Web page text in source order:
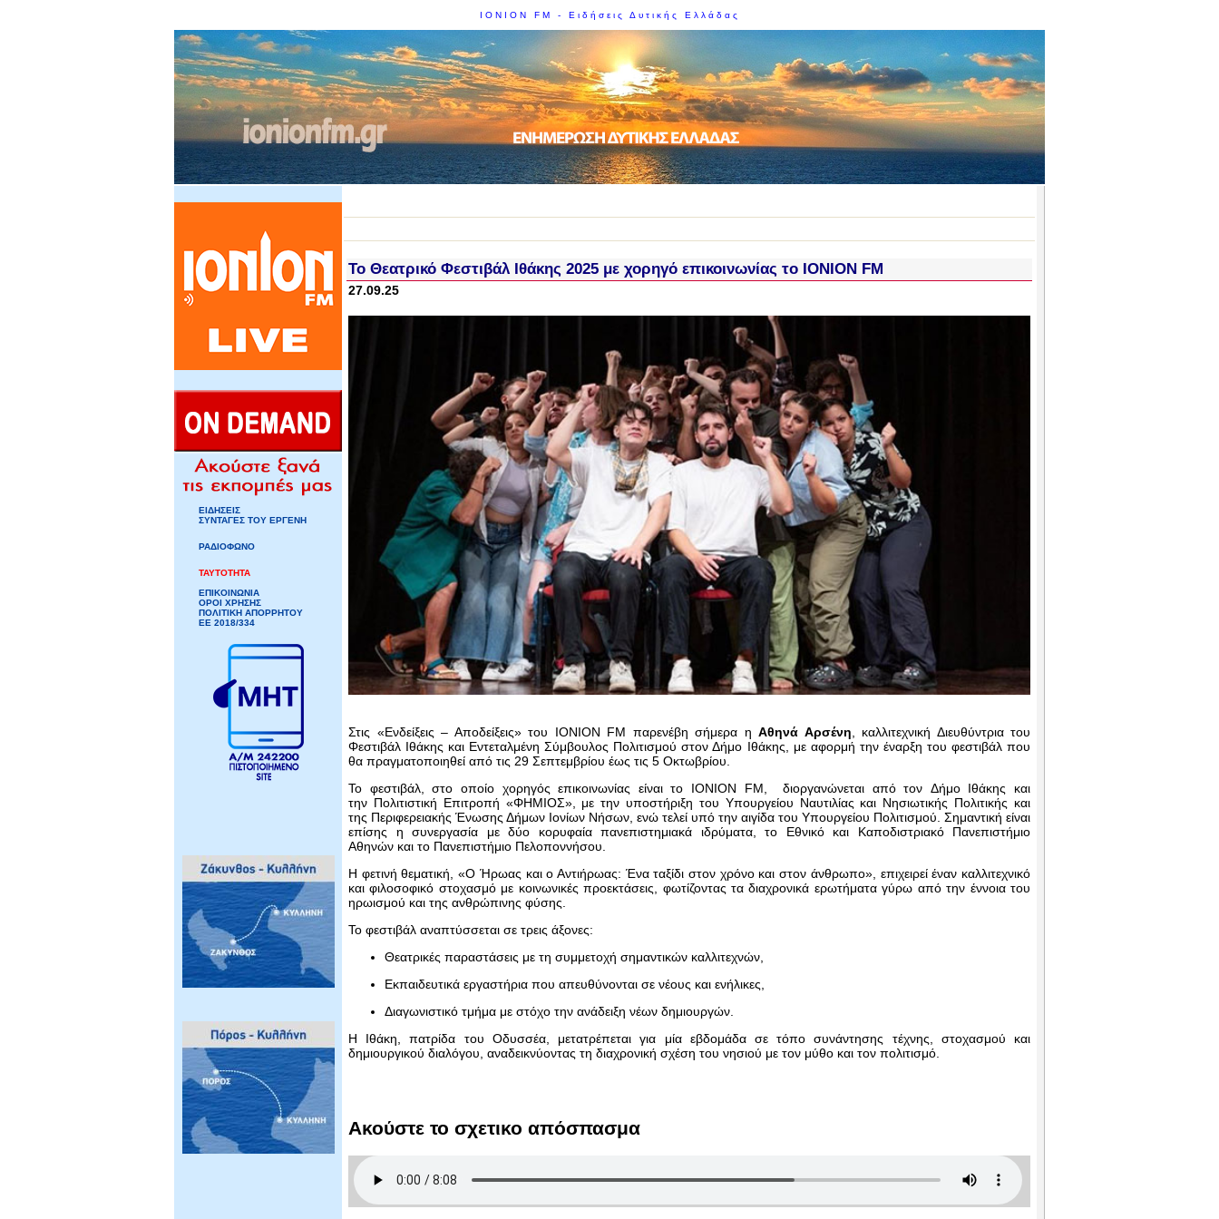
IONION FM - Ειδήσεις Δυτικής Ελλάδας
ΕΙΔΗΣΕΙΣ
ΣΥΝΤΑΓΕΣ ΤΟΥ ΕΡΓΕΝΗ
ΡΑΔΙΟΦΩΝΟ
ΤΑΥΤΟΤΗΤΑ
ΕΠΙΚΟΙΝΩΝΙΑ
ΟΡΟΙ ΧΡΗΣΗΣ
ΠΟΛΙΤΙΚΗ ΑΠΟΡΡΗΤΟΥ
ΕΕ 2018/334
Το Θεατρικό Φεστιβάλ Ιθάκης 2025 με χορηγό επικοινωνίας το IONION FM
27.09.25
Στις «Ενδείξεις – Αποδείξεις» του ΙΟΝΙΟΝ FM παρενέβη σήμερα η Αθηνά Αρσένη , καλλιτεχνική Διευθύντρια του
Φεστιβάλ Ιθάκης και Εντεταλμένη Σύμβουλος Πολιτισμού στον Δήμο Ιθάκης, με αφορμή την έναρξη του φεστιβάλ που
θα πραγματοποιηθεί από τις 29 Σεπτεμβρίου έως τις 5 Οκτωβρίου.
Το φεστιβάλ, στο οποίο χορηγός επικοινωνίας είναι το IONION FM, διοργανώνεται από τον Δήμο Ιθάκης και
την Πολιτιστική Επιτροπή «ΦΗΜΙΟΣ», με την υποστήριξη του Υπουργείου Ναυτιλίας και Νησιωτικής Πολιτικής και
της Περιφερειακής Ένωσης Δήμων Ιονίων Νήσων, ενώ τελεί υπό την αιγίδα του Υπουργείου Πολιτισμού. Σημαντική είναι
επίσης η συνεργασία με δύο κορυφαία πανεπιστημιακά ιδρύματα, το Εθνικό και Καποδιστριακό Πανεπιστήμιο
Αθηνών και το Πανεπιστήμιο Πελοποννήσου.
Η φετινή θεματική, «Ο Ήρωας και ο Αντιήρωας: Ένα ταξίδι στον χρόνο και στον άνθρωπο», επιχειρεί έναν καλλιτεχνικό
και φιλοσοφικό στοχασμό με κοινωνικές προεκτάσεις, φωτίζοντας τα διαχρονικά ερωτήματα γύρω από την έννοια του
ηρωισμού και της ανθρώπινης φύσης.
Το φεστιβάλ αναπτύσσεται σε τρεις άξονες:
Θεατρικές παραστάσεις με τη συμμετοχή σημαντικών καλλιτεχνών,
Εκπαιδευτικά εργαστήρια που απευθύνονται σε νέους και ενήλικες,
Διαγωνιστικό τμήμα με στόχο την ανάδειξη νέων δημιουργών.
Η Ιθάκη, πατρίδα του Οδυσσέα, μετατρέπεται για μία εβδομάδα σε τόπο συνάντησης τέχνης, στοχασμού και
δημιουργικού διαλόγου, αναδεικνύοντας τη διαχρονική σχέση του νησιού με τον μύθο και τον πολιτισμό.
Ακούστε το σχετικο απόσπασμα